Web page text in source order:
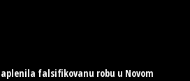
falsifikovanu robu u Novom